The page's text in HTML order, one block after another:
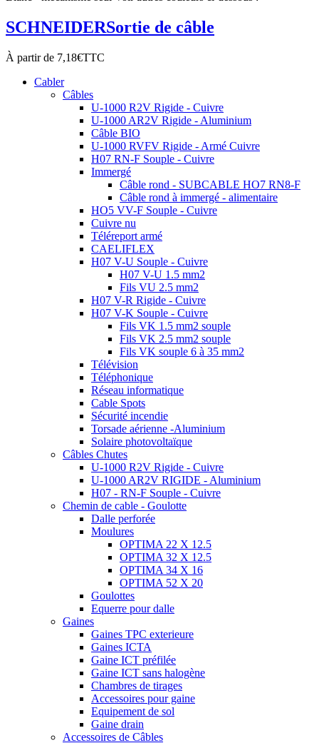
SCHNEIDERSortie de câble
À partir de 7,18€TTC
Cabler
Câbles
U-1000 R2V Rigide - Cuivre
U-1000 AR2V Rigide - Aluminium
Câble BIO
U-1000 RVFV Rigide - Armé Cuivre
H07 RN-F Souple - Cuivre
Immergé
Câble rond - SUBCABLE HO7 RN8-F
Câble rond à immergé - alimentaire
HO5 VV-F Souple - Cuivre
Cuivre nu
Téléreport armé
CAELIFLEX
H07 V-U Souple - Cuivre
H07 V-U 1.5 mm2
Fils VU 2.5 mm2
H07 V-R Rigide - Cuivre
H07 V-K Souple - Cuivre
Fils VK 1.5 mm2 souple
Fils VK 2.5 mm2 souple
Fils VK souple 6 à 35 mm2
Télévision
Téléphonique
Réseau informatique
Cable Spots
Sécurité incendie
Torsade aérienne -Aluminium
Solaire photovoltaïque
Câbles Chutes
U-1000 R2V Rigide - Cuivre
U-1000 AR2V RIGIDE - Aluminium
H07 - RN-F Souple - Cuivre
Chemin de cable - Goulotte
Dalle perforée
Moulures
OPTIMA 22 X 12.5
OPTIMA 32 X 12.5
OPTIMA 34 X 16
OPTIMA 52 X 20
Goulottes
Equerre pour dalle
Gaines
Gaines TPC exterieure
Gaines ICTA
Gaine ICT préfilée
Gaine ICT sans halogène
Chambres de tirages
Accessoires pour gaine
Equipement de sol
Gaine drain
Accessoires de Câbles